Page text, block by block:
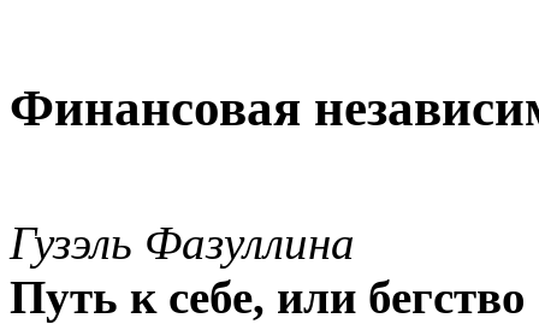
Финансовая
Гузэль Фазуллина
Путь к себе, или бегство